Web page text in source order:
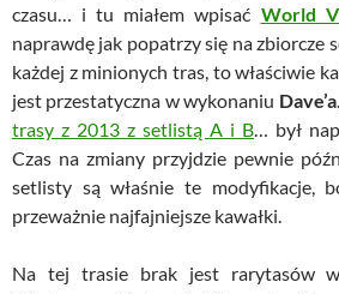
czasu… i tu miałem wpisać World
naprawdę jak popatrzy się na zbiorcze
każdej z minionych tras, to właściwie
jest przestatyczna w wykonaniu Dave’a.
trasy z 2013 z setlistą A i B … był
Czas na zmiany przyjdzie pewnie
setlisty są właśnie te modyfikacje,
przeważnie najfajniejsze kawałki.
Na tej trasie brak jest rarytasów